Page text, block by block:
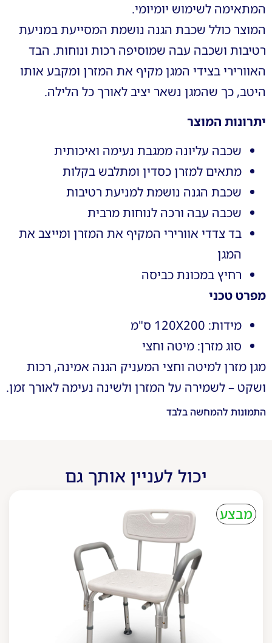
המתאימה לשימוש יומיומי.
המוצר כולל שכבת הגנה נושמת המסייעת במניעת
רטיבות ושכבה עבה שמוסיפה רכות ונוחות. הבד
האוורירי בצידי המגן מקיף את המזרן ומקבע אותו
היטב, כך שהמגן נשאר יציב לאורך כל הלילה.
יתרונות המוצר
שכבה עליונה ממגבת נעימה ואיכותית
מתאים למזרן כסדין ומתלבש בקלות
שכבת הגנה נושמת למניעת רטיבות
שכבה עבה ורכה לנוחות מרבית
בד צדדי אוורירי המקיף את המזרן ומייצב את
המגן
רחיץ במכונת כביסה
מפרט טכני
מידות: 120X200 ס"מ
סוג מזרן: מיטה וחצי
מגן מזרן למיטה וחצי המעניק הגנה אמינה, רכות
ושקט – לשמירה על המזרן ולשינה נעימה לאורך זמן.
התמונות להמחשה בלבד
יכול לעניין אותך גם
מבצע